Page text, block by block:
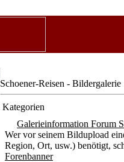
Schoener-Reisen - Bildergalerie
Kategorien
Galerieinformation Forum
Wer vor seinem Bildupload
Region, Ort, usw.) benötigt,
Forenbanner